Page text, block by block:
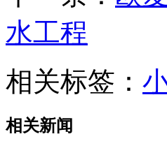
水工程
相关标签：
相关新闻